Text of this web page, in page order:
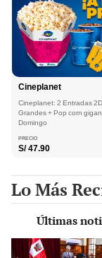
Cineplanet
Cineplanet: 2 Entradas
Grandes + Pop corn
Domingo
PRECIO
S/47.90
Lo Más
Últimas